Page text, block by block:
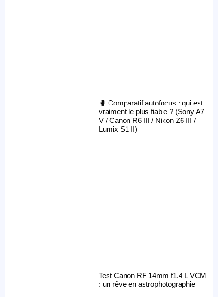
🥊 Comparatif autofocus : qui est
vraiment le plus fiable ? (Sony A7
V / Canon R6 III / Nikon Z6 III /
Lumix S1 II)
Test Canon RF 14mm f1.4 L VCM
: un rêve en astrophotographie